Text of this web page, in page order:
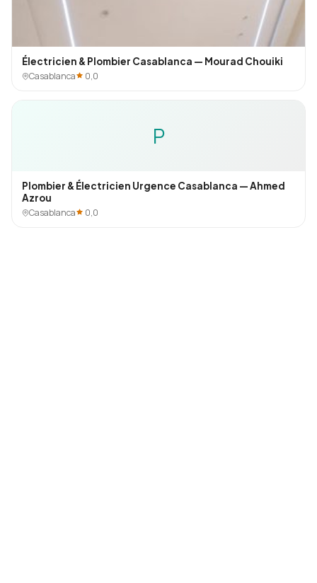
Électricien & Plombier Casablanca — Mourad Chouiki
Casablanca
0,0
P
Plombier & Électricien Urgence Casablanca — Ahmed
Azrou
Casablanca
0,0